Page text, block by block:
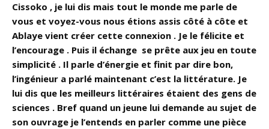
Cissoko , je lui dis mais tout le monde me parle de
vous et voyez-vous nous étions assis côté à côte et
Ablaye vient créer cette connexion . Je le félicite et
l’encourage . Puis il échange se prête aux jeu en toute
simplicité . Il parle d’énergie et finit par dire bon,
l’ingénieur a parlé maintenant c’est la littérature. Je
lui dis que les meilleurs littéraires étaient des gens de
sciences . Bref quand un jeune lui demande au sujet de
son ouvrage je l’entends en parler comme une pièce